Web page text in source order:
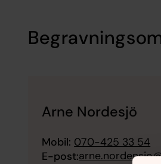
Arne Nordesjö
Mobil: 070-425 33 54
E-post: